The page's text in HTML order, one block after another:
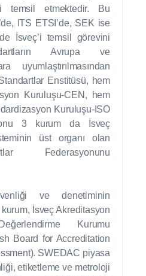
temsil etmektedir. Bu
ITS ETSI’de, SEK ise
İsveç’i temsil görevini
Avrupa ve
uyumlaştırılmasından
Enstitüsü, hem
Kuruluşu-CEN, hem
Kuruluşu-ISO
3 kurum da İsveç
üst organı olan
Federasyonunu
ve denetiminin
İsveç Akreditasyon
Kurumu
Board for Accreditation
SWEDAC piyasa
etiketleme ve metroloji